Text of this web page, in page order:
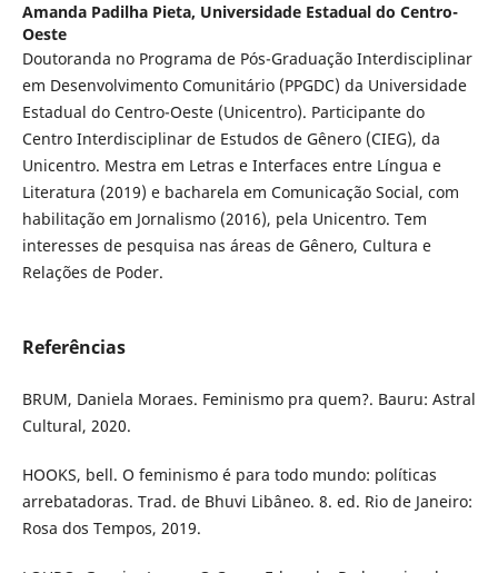
Amanda Padilha Pieta, Universidade Estadual do Centro-
Oeste
Doutoranda no Programa de Pós-Graduação Interdisciplinar
em Desenvolvimento Comunitário (PPGDC) da Universidade
Estadual do Centro-Oeste (Unicentro). Participante do
Centro Interdisciplinar de Estudos de Gênero (CIEG), da
Unicentro. Mestra em Letras e Interfaces entre Língua e
Literatura (2019) e bacharela em Comunicação Social, com
habilitação em Jornalismo (2016), pela Unicentro. Tem
interesses de pesquisa nas áreas de Gênero, Cultura e
Relações de Poder.
Referências
BRUM, Daniela Moraes. Feminismo pra quem?. Bauru: Astral
Cultural, 2020.
HOOKS, bell. O feminismo é para todo mundo: políticas
arrebatadoras. Trad. de Bhuvi Libâneo. 8. ed. Rio de Janeiro:
Rosa dos Tempos, 2019.